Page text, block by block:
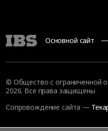
Основной сайт
© Общество с ограниченной
2026. Все права защищены
Сопровождение сайта —